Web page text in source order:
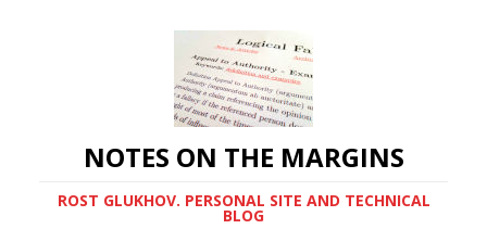
NOTES ON THE MARGINS
ROST GLUKHOV. PERSONAL SITE AND TECHNICAL
BLOG